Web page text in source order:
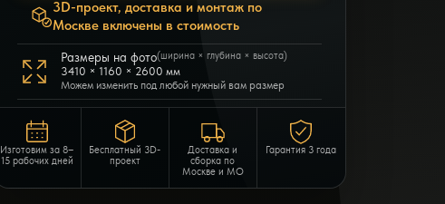
3D-проект, доставка и монтаж по
Москве включены в стоимость
Размеры на фото(ширина × глубина × высота)
3410 × 1160 × 2600 мм
Можем изменить под любой нужный вам размер
Изготовим за 8–
15 рабочих дней
Бесплатный 3D-
проект
Доставка и
сборка по
Москве и МО
Гарантия 3 года